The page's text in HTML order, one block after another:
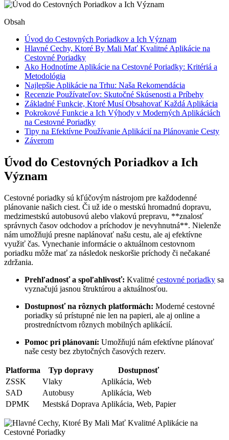
Obsah
Úvod do Cestovných Poriadkov a Ich Význam
Hlavné Cechy, Ktoré By Mali Mať Kvalitné Aplikácie na
Cestovné Poriadky
Ako Hodnotíme Aplikácie na Cestovné Poriadky: Kritériá a
Metodológia
Najlepšie Aplikácie na Trhu: Naša Rekomendácia
Recenzie Používateľov: Skutočné Skúsenosti a Príbehy
Základné Funkcie, Ktoré Musí Obsahovať Každá Aplikácia
Pokrokové Funkcie a Ich Výhody v Moderných Aplikáciách
na Cestovné Poriadky
Tipy na Efektívne Používanie Aplikácií na Plánovanie Cesty
Záverom
Úvod do Cestovných Poriadkov a Ich
Význam
Cestovné poriadky sú kľúčovým nástrojom pre každodenné
plánovanie našich ciest. Či už ide o mestskú hromadnú dopravu,
medzimestskú autobusovú alebo vlakovú prepravu, **znalosť
správnych časov odchodov a príchodov je nevyhnutná**. Nielenže
nám umožňujú presne naplánovať našu cestu, ale aj efektívne
využiť čas. Vynechanie informácie o aktuálnom cestovnom
poriadku môže mať za následok neskoršie príchody či nečakané
zdržania.
Prehľadnosť a spoľahlivosť: Kvalitné cestovné poriadky sa
vyznačujú jasnou štruktúrou a aktuálnosťou.
Dostupnosť na rôznych platformách: Moderné cestovné
poriadky sú prístupné nie len na papieri, ale aj online a
prostredníctvom rôznych mobilných aplikácií.
Pomoc pri plánovaní: Umožňujú nám efektívne plánovať
naše cesty bez zbytočných časových rezerv.
Platforma Typ dopravy
Dostupnosť
ZSSK
Vlaky
Aplikácia, Web
SAD
Autobusy
Aplikácia, Web
DPMK
Mestská Doprava Aplikácia, Web, Papier